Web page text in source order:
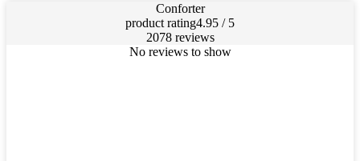
Conforter
product rating4.95 / 5
2078 reviews
No reviews to show